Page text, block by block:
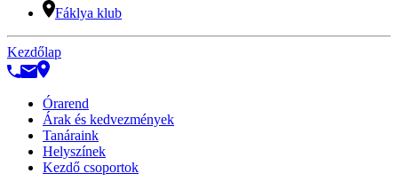
Fáklya klub
Kezdőlap
Órarend
Árak és kedvezmények
Tanáraink
Helyszínek
Kezdő csoportok